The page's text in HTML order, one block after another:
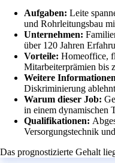
Aufgaben: Leite
und Rohrleitungsbau
Unternehmen:
über 120 Jahren
Vorteile: Homeoffice,
Mitarbeiterprämien bis
Weitere
Diskriminierung
Warum dieser Job:
in einem dynamischen
Qualifikationen:
Versorgungstechnik
Das prognostizierte Gehalt